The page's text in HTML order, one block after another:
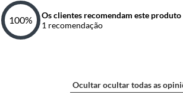
100%
Os clientes recomendam este produto
1 recomendação
Ocultar ocultar todas as